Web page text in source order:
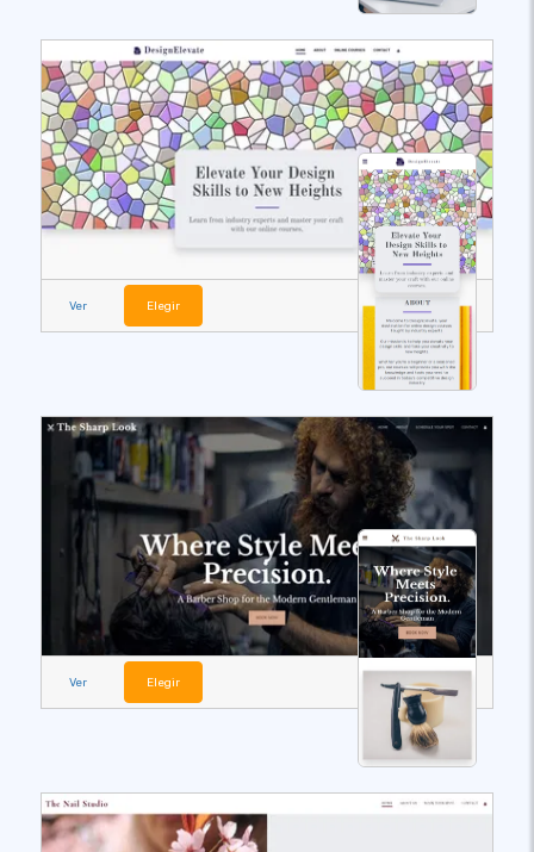
Ver Elegir
Ver Elegir